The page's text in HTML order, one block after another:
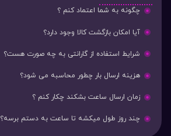
چگونه به شما اعتماد کنم ؟
آیا امکان بازگشت کالا وجود دارد؟
شرایط استفاده از گارانتی به چه صورت هست؟
هزینه ارسال بار چطور محاسبه می شود؟
زمان ارسال ساعت بشکند چکار کنم ؟
چند روز طول میکشه تا ساعت به دستم برسه؟